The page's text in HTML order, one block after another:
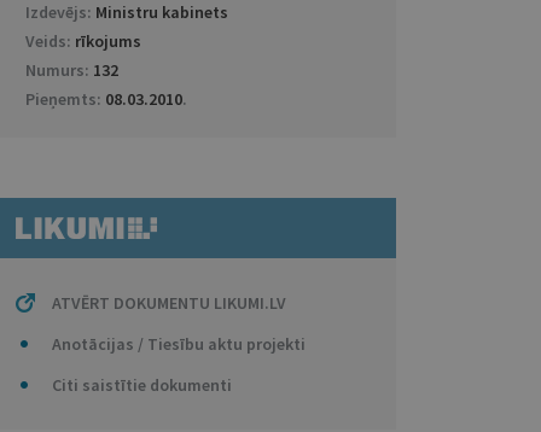
Izdevējs: Ministru kabinets
Veids: rīkojums
Numurs: 132
Pieņemts: 08.03.2010.
ATVĒRT DOKUMENTU LIKUMI.LV
Anotācijas / Tiesību aktu projekti
Citi saistītie dokumenti